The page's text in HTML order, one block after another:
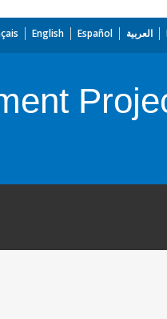
English Español العربية